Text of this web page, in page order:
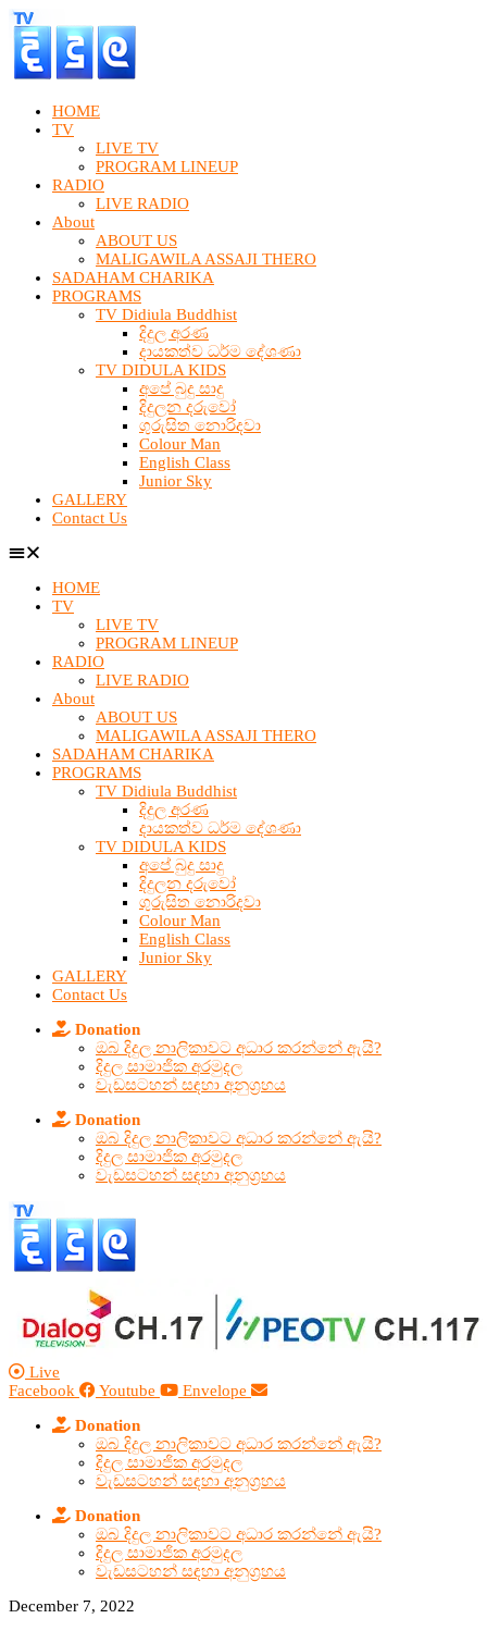
HOME
TV
LIVE TV
PROGRAM LINEUP
RADIO
LIVE RADIO
About
ABOUT US
MALIGAWILA ASSAJI THERO
SADAHAM CHARIKA
PROGRAMS
TV Didiula Buddhist
දිදුල අරණ
දායකත්ව ධර්ම දේශණා
TV DIDULA KIDS
අපේ බුදු සාදු
දිදුලන දරුවෝ
ගුරුසිත නොරිදවා
Colour Man
English Class
Junior Sky
GALLERY
Contact Us
HOME
TV
LIVE TV
PROGRAM LINEUP
RADIO
LIVE RADIO
About
ABOUT US
MALIGAWILA ASSAJI THERO
SADAHAM CHARIKA
PROGRAMS
TV Didiula Buddhist
දිදුල අරණ
දායකත්ව ධර්ම දේශණා
TV DIDULA KIDS
අපේ බුදු සාදු
දිදුලන දරුවෝ
ගුරුසිත නොරිදවා
Colour Man
English Class
Junior Sky
GALLERY
Contact Us
Donation
ඔබ දිදුල නාලිකාවට අධාර කරන්නේ ඇයි?
දිදුල සාමාජික අරමුදල
වැඩසටහන් සඳහා අනුග්‍රහය
Donation
ඔබ දිදුල නාලිකාවට අධාර කරන්නේ ඇයි?
දිදුල සාමාජික අරමුදල
වැඩසටහන් සඳහා අනුග්‍රහය
Live
Facebook
Youtube Envelope
Donation
ඔබ දිදුල නාලිකාවට අධාර කරන්නේ ඇයි?
දිදුල සාමාජික අරමුදල
වැඩසටහන් සඳහා අනුග්‍රහය
Donation
ඔබ දිදුල නාලිකාවට අධාර කරන්නේ ඇයි?
දිදුල සාමාජික අරමුදල
වැඩසටහන් සඳහා අනුග්‍රහය
December 7, 2022